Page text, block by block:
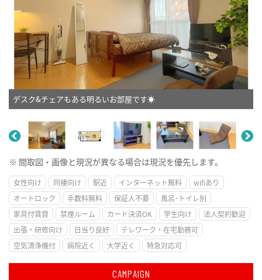
デスク&チェアもある明るいお部屋です☀
※ 間取図・画像と現況が異なる場合は現況を優先します。
女性向け 同棲向け 駅近 インターネット無料
wifiあり
オートロック
手数料無料 保証人不要
風呂･トイレ別
家具付賃貸
禁煙ルーム カード決済OK 学生向け
法人契約歓迎
出張・研修向け
日当り良好
テレワーク・在宅勤務可
空気清浄機付
病院近く 大学近く 特急対応可
CAMPAIGN